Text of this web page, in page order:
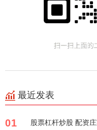
最近发表
01 股票杠杆炒股 配资